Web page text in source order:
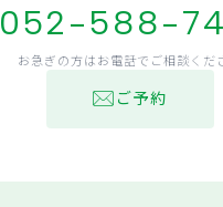
052-588-
お急ぎの方はお電話でご相談くだ
ご予約